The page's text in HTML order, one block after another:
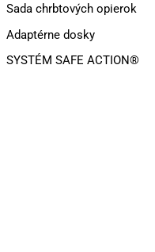
Sada chrbtových opierok
Adaptérne dosky
SYSTÉM SAFE ACTION®